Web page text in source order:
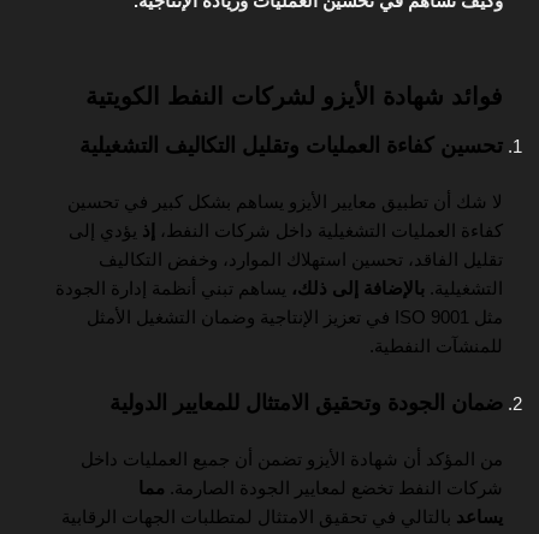
فوائد شهادة الأيزو لشركات النفط الكويتية
تحسين كفاءة العمليات وتقليل التكاليف التشغيلية
لا شك أن تطبيق معايير الأيزو يساهم بشكل كبير في تحسين
كفاءة العمليات التشغيلية داخل شركات النفط،
إذ يؤدي إلى
تقليل الفاقد، تحسين استهلاك الموارد، وخفض التكاليف
التشغيلية. بالإضافة إلى ذلك، يساهم تبني أنظمة إدارة الجودة
مثل ISO 9001 في تعزيز الإنتاجية وضمان التشغيل الأمثل
للمنشآت النفطية.
ضمان الجودة وتحقيق الامتثال للمعايير الدولية
من المؤكد أن شهادة الأيزو تضمن أن جميع العمليات داخل
شركات النفط تخضع لمعايير الجودة الصارمة. مما
يساعد بالتالي في تحقيق الامتثال لمتطلبات الجهات الرقابية